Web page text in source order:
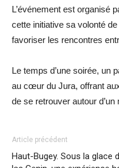
L’événement est organisé
cette initiative sa volonté
favoriser les rencontres
Le temps d’une soirée, un
au cœur du Jura, offrant
de se retrouver autour d’un
Article précédent
Haut-Bugey. Sous la glace